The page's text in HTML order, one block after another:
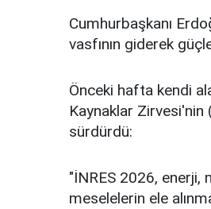
Cumhurbaşkanı
vasfının giderek
Önceki hafta kendi
Kaynaklar Zirvesi'nin
sürdürdü:
"İNRES 2026, enerji,
meselelerin ele